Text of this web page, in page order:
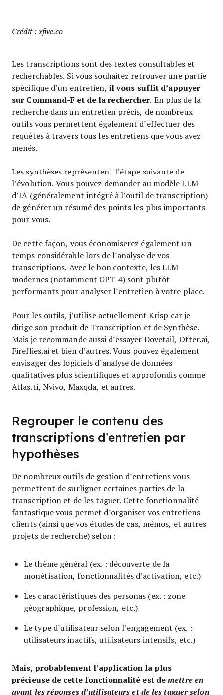
Crédit : xfive.co
Les transcriptions sont des textes consultables et
recherchables. Si vous souhaitez retrouver une partie
spécifique d’un entretien, il vous suffit d’appuyer
sur Command-F et de la rechercher. En plus de la
recherche dans un entretien précis, de nombreux
outils vous permettent également d’effectuer des
requêtes à travers tous les entretiens que vous avez
menés.
Les synthèses représentent l’étape suivante de
l’évolution. Vous pouvez demander au modèle LLM
d’IA (généralement intégré à l’outil de transcription)
de générer un résumé des points les plus importants
pour vous.
De cette façon, vous économiserez également un
temps considérable lors de l’analyse de vos
transcriptions. Avec le bon contexte, les LLM
modernes (notamment GPT-4) sont plutôt
performants pour analyser l’entretien à votre place.
Pour les outils, j’utilise actuellement Krisp car je
dirige son produit de Transcription et de Synthèse.
Mais je recommande aussi d’essayer Dovetail, Otter.ai,
Fireflies.ai et bien d’autres. Vous pouvez également
envisager des logiciels d’analyse de données
qualitatives plus scientifiques et approfondis comme
Atlas.ti, Nvivo, Maxqda, et autres.
Regrouper le contenu des
transcriptions d’entretien par
hypothèses
De nombreux outils de gestion d’entretiens vous
permettent de surligner certaines parties de la
transcription et de les taguer. Cette fonctionnalité
fantastique vous permet d’organiser vos entretiens
clients (ainsi que vos études de cas, mémos, et autres
projets de recherche) selon :
Le thème général (ex. : découverte de la
monétisation, fonctionnalités d’activation, etc.)
Les caractéristiques des personas (ex. : zone
géographique, profession, etc.)
Le type d’utilisateur selon l’engagement (ex. :
utilisateurs inactifs, utilisateurs intensifs, etc.)
Mais, probablement l’application la plus
précieuse de cette fonctionnalité est demettre en
avant les réponses d’utilisateurs et de les taguer selon